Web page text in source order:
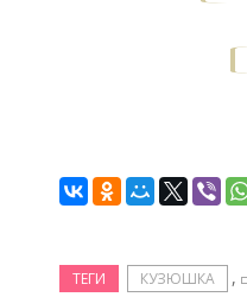
ТЕГИ КУЗЮШКА ,